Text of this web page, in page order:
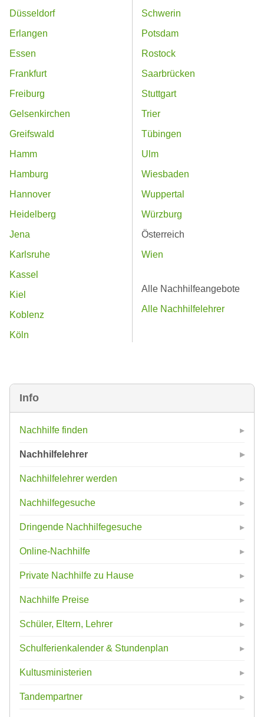
Info
Nachhilfe finden
Nachhilfelehrer
Nachhilfelehrer werden
Nachhilfegesuche
Dringende Nachhilfegesuche
Online-Nachhilfe
Private Nachhilfe zu Hause
Nachhilfe Preise
Schüler, Eltern, Lehrer
Schulferienkalender & Stundenplan
Kultusministerien
Tandempartner
Düsseldorf
Erlangen
Essen
Frankfurt
Freiburg
Gelsenkirchen
Greifswald
Hamm
Hamburg
Hannover
Heidelberg
Jena
Karlsruhe
Kassel
Kiel
Koblenz
Köln
Schwerin
Potsdam
Rostock
Saarbrücken
Stuttgart
Trier
Tübingen
Ulm
Wiesbaden
Wuppertal
Würzburg
Österreich
Wien
Alle Nachhilfeangebote
Alle Nachhilfelehrer